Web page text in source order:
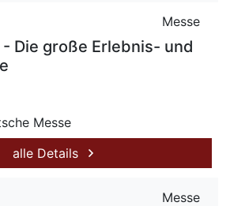
Messe
Die große Erlebnis- und
Messe
alle Details
Messe